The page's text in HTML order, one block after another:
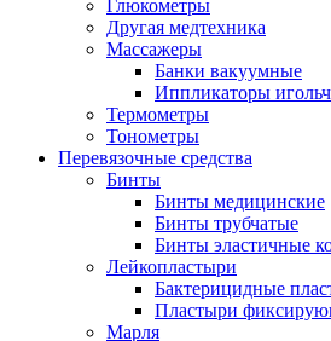
Глюкометры
Другая медтехника
Массажеры
Банки вакуумные
Иппликаторы
Термометры
Тонометры
Перевязочные средства
Бинты
Бинты медицинские
Бинты трубчатые
Бинты эластичные
Лейкопластыри
Бактерицидные
Пластыри
Марля